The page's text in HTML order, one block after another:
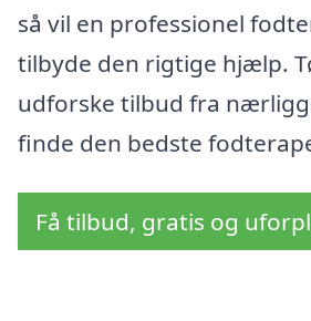
så vil en professionel
tilbyde den rigtige hjælp.
udforske tilbud fra
finde den bedste
Få tilbud, gratis og